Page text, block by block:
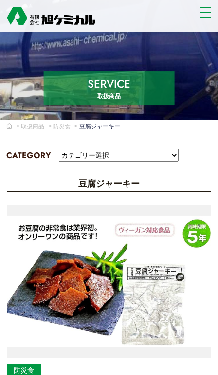
SERVICE
取扱商品
取扱商品 防災食 豆腐ジャーキー
CATEGORY
豆腐ジャーキー
防災食